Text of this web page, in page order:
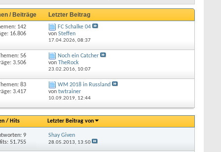
/ Beiträge Letzter Beitrag
142
16.806
FC Schalke 04
von Steffen
17.04.2026, 08:37
56
3.506
Noch ein Catcher
von TheRock
23.02.2016, 10:07
83
3.417
WM 2018 in Russland
von twtrainer
10.09.2019, 12:44
/ Hits Letzter Beitrag von
9
51.755
Shay Given
28.05.2013, 13:50